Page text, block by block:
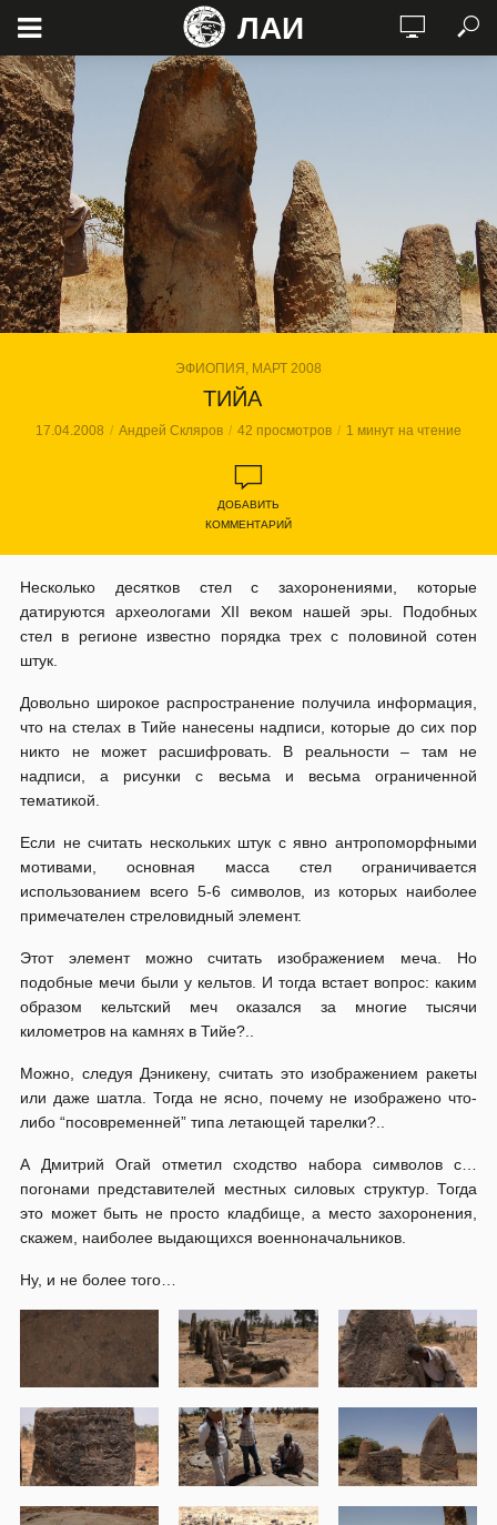
ЛАИ
ЭФИОПИЯ, МАРТ 2008
ТИЙА
17.04.2008 Андрей Скляров 42 просмотров 1 минут на чтение
ДОБАВИТЬ
КОММЕНТАРИЙ
Несколько десятков стел с захоронениями, которые
датируются археологами XII веком нашей эры. Подобных
стел в регионе известно порядка трех с половиной сотен
штук.
Довольно широкое распространение получила информация,
что на стелах в Тийе нанесены надписи, которые до сих пор
никто не может расшифровать. В реальности – там не
надписи, а рисунки с весьма и весьма ограниченной
тематикой.
Если не считать нескольких штук с явно антропоморфными
мотивами, основная масса стел ограничивается
использованием всего 5-6 символов, из которых наиболее
примечателен стреловидный элемент.
Этот элемент можно считать изображением меча. Но
подобные мечи были у кельтов. И тогда встает вопрос: каким
образом кельтский меч оказался за многие тысячи
километров на камнях в Тийе?..
Можно, следуя Дэникену, считать это изображением ракеты
или даже шатла. Тогда не ясно, почему не изображено что-
либо “посовременней” типа летающей тарелки?..
А Дмитрий Огай отметил сходство набора символов с…
погонами представителей местных силовых структур. Тогда
это может быть не просто кладбище, а место захоронения,
скажем, наиболее выдающихся военноначальников.
Ну, и не более того…